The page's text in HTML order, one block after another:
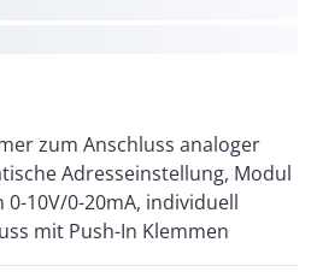
zum Anschluss analoger
Adresseinstellung, Modul
10V/0-20mA, individuell
mit Push-In Klemmen